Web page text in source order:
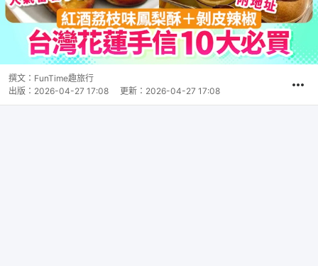
撰文： FunTime趣旅行
出版： 2026-04-27 17:08 更新： 2026-04-27 17:08